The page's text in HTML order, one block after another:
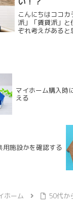
こんにちはココ
派」「賃貸派」
ぞれ考えがあると
ームを推奨して
なと思う状況の
マイホーム購入時
える
用施設かを確認する
ホーム
50代か